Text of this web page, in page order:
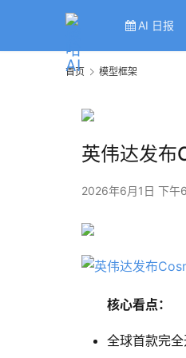
AI 日报
首页 模型框架
英伟达发布
2026年6月1日 下午
核心看点：
全球首款完